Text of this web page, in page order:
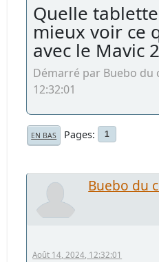
Quelle
mieux voir ce
avec le Mavic
Démarré par Buebo du
12:32:01
EN BAS Pages 1
Buebo du
Août 14, 2024, 12:32:01